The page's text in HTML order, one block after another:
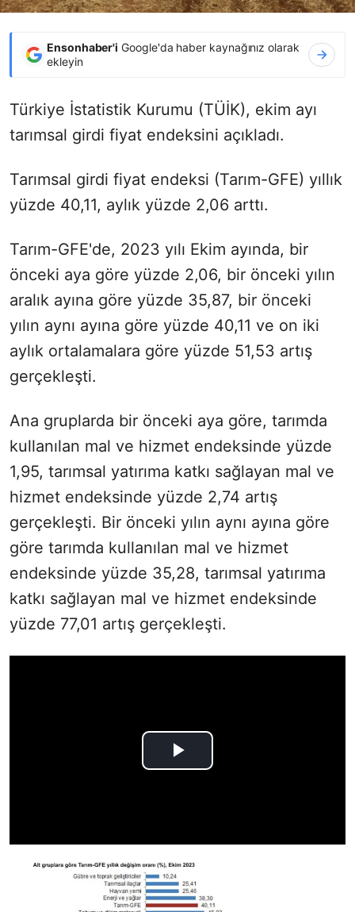
Ensonhaber'i Google'da haber kaynağınız olarak
ekleyin
Türkiye İstatistik Kurumu (TÜİK), ekim ayı
tarımsal girdi fiyat endeksini açıkladı.
Tarımsal girdi fiyat endeksi (Tarım-GFE) yıllık
yüzde 40,11, aylık yüzde 2,06 arttı.
Tarım-GFE'de, 2023 yılı Ekim ayında, bir
önceki aya göre yüzde 2,06, bir önceki yılın
aralık ayına göre yüzde 35,87, bir önceki
yılın aynı ayına göre yüzde 40,11 ve on iki
aylık ortalamalara göre yüzde 51,53 artış
gerçekleşti.
Ana gruplarda bir önceki aya göre, tarımda
kullanılan mal ve hizmet endeksinde yüzde
1,95, tarımsal yatırıma katkı sağlayan mal ve
hizmet endeksinde yüzde 2,74 artış
gerçekleşti. Bir önceki yılın aynı ayına göre
göre tarımda kullanılan mal ve hizmet
endeksinde yüzde 35,28, tarımsal yatırıma
katkı sağlayan mal ve hizmet endeksinde
yüzde 77,01 artış gerçekleşti.